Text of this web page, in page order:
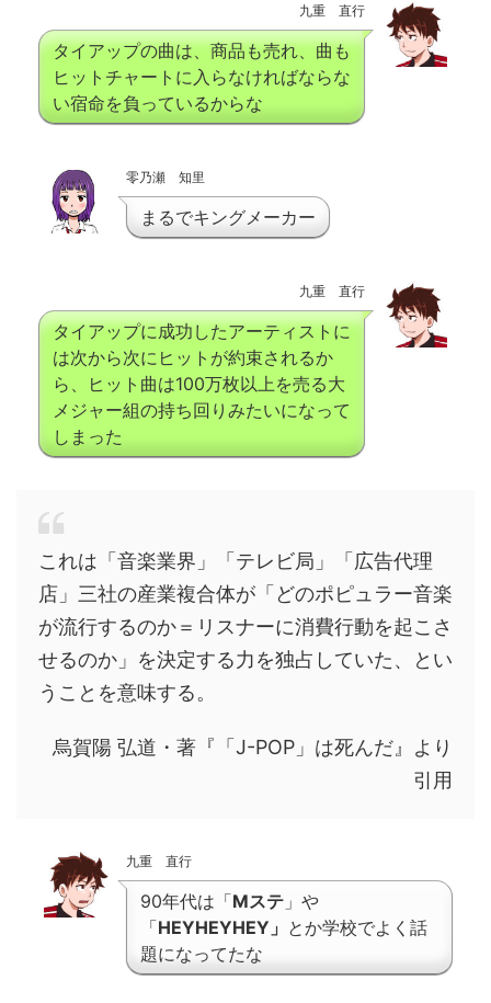
九重 直行
タイアップの曲は、商品も売れ、曲も
ヒットチャートに入らなければならな
い宿命を負っているからな
零乃瀬 知里
まるでキングメーカー
九重 直行
タイアップに成功したアーティストに
は次から次にヒットが約束されるか
ら、ヒット曲は100万枚以上を売る大
メジャー組の持ち回りみたいになって
しまった
これは「音楽業界」「テレビ局」「広告代理
店」三社の産業複合体が「どのポピュラー音楽
が流行するのか＝リスナーに消費行動を起こさ
せるのか」を決定する力を独占していた、とい
うことを意味する。
烏賀陽 弘道・著『「J-POP」は死んだ』より
引用
九重 直行
90年代は「Mステ 」や
「HEYHEYHEY 」 とか学校でよく話
題になってたな